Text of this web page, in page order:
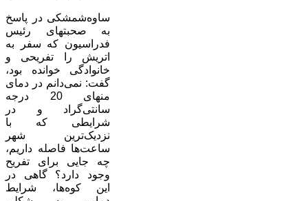
ساوه‌شمشکی در پاسخ
به صحبتهای رئیس
فدراسیون که سفر به
اتریش را تفریحی و
خانوادگی خوانده بود،
گفت: نمی‌دانم در دمای
منهای 20 درجه
سانتی‌گراد و در
شرایطی که با
نزدیک‌ترین شهر
ساعت‌ها فاصله داریم،
چه جایی برای تفریح
وجود دارد؟ گاهی در
این کوه‌ها، شرایط